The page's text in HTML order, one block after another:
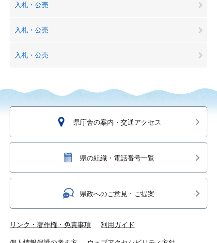
入札・公売
入札・公売
入札・公売
県庁舎の案内・交通アクセス
県の組織・電話番号一覧
県政へのご意見・ご提案
リンク・著作権・免責事項 利用ガイド